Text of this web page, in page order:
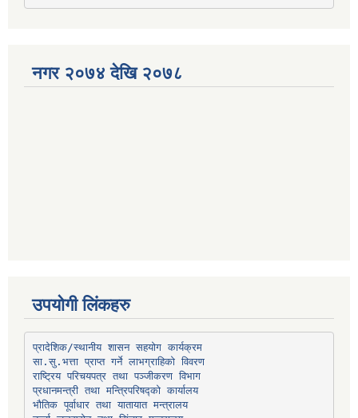
नगर २०७४ देखि २०७८
उपयोगी लिंकहरु
प्रादेशिक/स्थानीय शासन सहयोग कार्यक्रम
सा.सु.भत्ता प्राप्त गर्ने लाभग्राहिको विवरण
राष्ट्रिय परिचयपत्र तथा पञ्‍जीकरण विभाग
प्रधानमन्त्री तथा मन्त्रिपरिषद्को कार्यालय
भौतिक पूर्वाधार तथा यातायात मन्त्रालय